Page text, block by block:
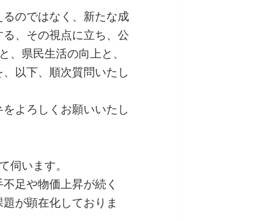
のではなく、新たな成
、その視点に立ち、公
県民生活の向上と、
以下、順次質問いたし
よろしくお願いいたし
います。
足や物価上昇が続く
が顕在化しておりま